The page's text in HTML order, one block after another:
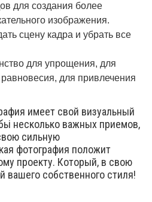
для создания более
изображения.
сцену кадра и убрать все
для упрощения, для
для привлечения
имеет свой визуальный
несколько важных приемов,
сильную
фотография положит
проекту. Который, в свою
вашего собственного стиля!